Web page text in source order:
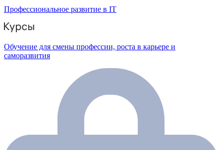
Профессиональное развитие в IT
Обучение для смены профессии, роста в карьере и
саморазвития